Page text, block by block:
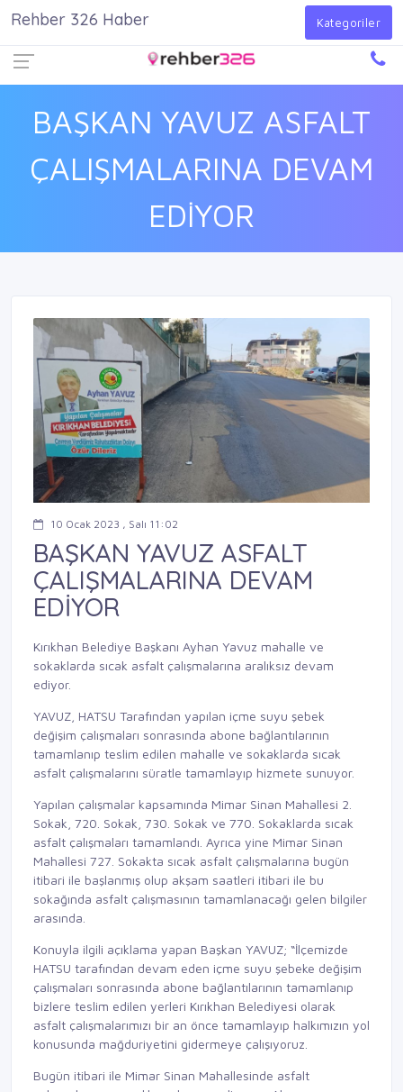
Giriş Yap
BAŞKAN YAVUZ ASFALT
ÇALIŞMALARINA DEVAM
EDİYOR
Rehber 326 Haber Kategoriler
10 Ocak 2023 , Salı 11:02
BAŞKAN YAVUZ ASFALT
ÇALIŞMALARINA DEVAM
EDİYOR
Kırıkhan Belediye Başkanı Ayhan Yavuz mahalle ve
sokaklarda sıcak asfalt çalışmalarına aralıksız devam
ediyor.
YAVUZ, HATSU Tarafından yapılan içme suyu şebek
değişim çalışmaları sonrasında abone bağlantılarının
tamamlanıp teslim edilen mahalle ve sokaklarda sıcak
asfalt çalışmalarını süratle tamamlayıp hizmete sunuyor.
Yapılan çalışmalar kapsamında Mimar Sinan Mahallesi 2.
Sokak, 720. Sokak, 730. Sokak ve 770. Sokaklarda sıcak
asfalt çalışmaları tamamlandı. Ayrıca yine Mimar Sinan
Mahallesi 727. Sokakta sıcak asfalt çalışmalarına bugün
itibari ile başlanmış olup akşam saatleri itibari ile bu
sokağında asfalt çalışmasının tamamlanacağı gelen bilgiler
arasında.
Konuyla ilgili açıklama yapan Başkan YAVUZ; “İlçemizde
HATSU tarafından devam eden içme suyu şebeke değişim
çalışmaları sonrasında abone bağlantılarının tamamlanıp
bizlere teslim edilen yerleri Kırıkhan Belediyesi olarak
asfalt çalışmalarımızı bir an önce tamamlayıp halkımızın yol
konusunda mağduriyetini gidermeye çalışıyoruz.
Bugün itibari ile Mimar Sinan Mahallesinde asfalt